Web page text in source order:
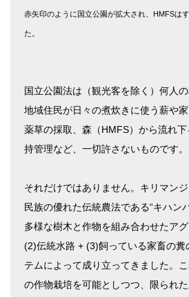
赤矢印のように国立公園が拡大され、HMFSは
た。
国立公園法は（観光客を除く）何人
地域住民が日々の煮炊きに使う薪や家
薬草の採取、森（HMFS）から流れ
持管理など、一切許さないものです。
それだけではありません。キリマン
民族の優れた伝統農法である“キハン
多様な樹木と作物を組み合わせたア
(2)伝統水路 + (3)飼っている家畜の糞
テムによって成り立ってきました。
の作物栽培を可能としつつ、限られ